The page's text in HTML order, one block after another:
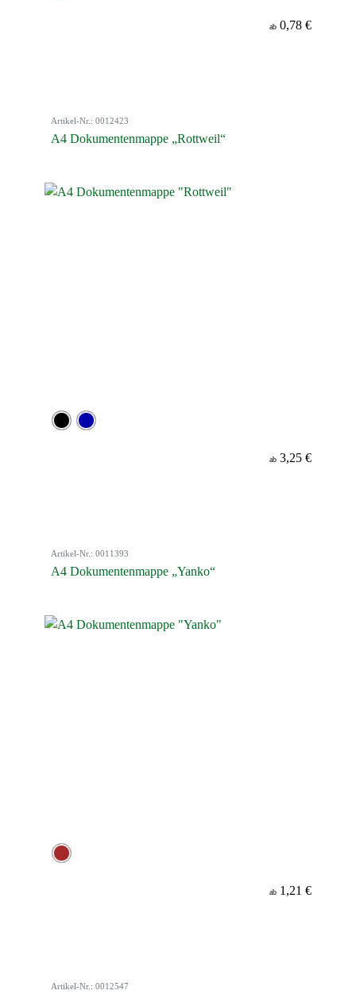
ab 0,78 €
Artikel-Nr.: 0012423
A4 Dokumentenmappe „Rottweil“
ab 3,25 €
Artikel-Nr.: 0011393
A4 Dokumentenmappe „Yanko“
ab 1,21 €
Artikel-Nr.: 0012547